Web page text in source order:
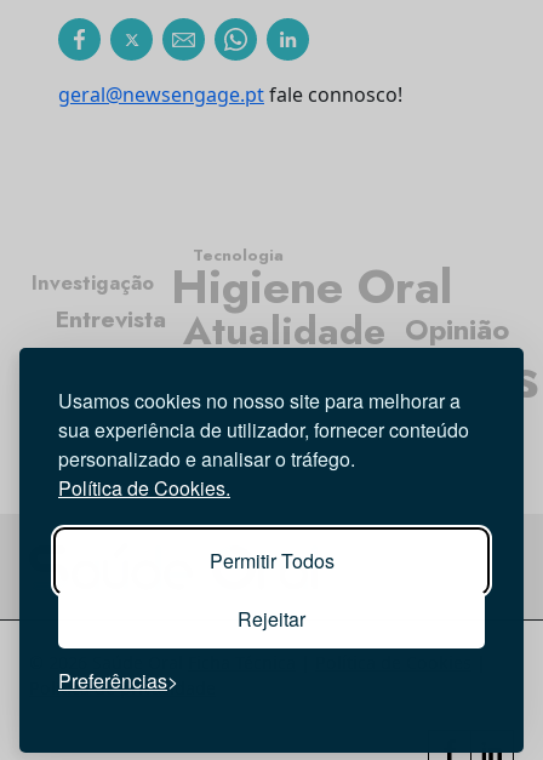
Usamos cookies no nosso site para melhorar a
sua experiência de utilizador, fornecer conteúdo
personalizado e analisar o tráfego.
Política de Cookies.
Permitir Todos
Rejeitar
Preferências
geral@newsengage.ptfale connosco!
Atualidade
Médicos Dentistas
Higiene Oral
Entrevista Opinião
Tecnologia
Investigação
Política de privacidade